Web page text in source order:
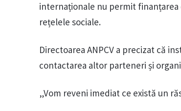
internaționale nu permit finanțarea
rețelele sociale.
Directoarea ANPCV a precizat că
contactarea altor parteneri și
„Vom reveni imediat ce există un